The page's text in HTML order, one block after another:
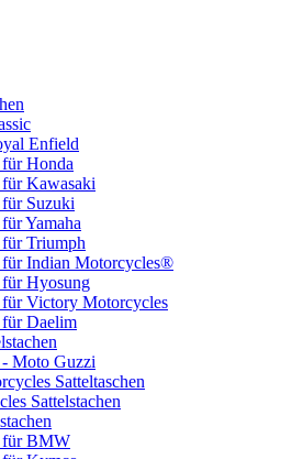
Enfield
für Honda
für Kawasaki
für Suzuki
Yamaha
für Triumph
für Indian Motorcycles®
für Hyosung
für Victory Motorcycles
für Daelim
- Moto Guzzi
Satteltaschen
Sattelstachen
für BMW